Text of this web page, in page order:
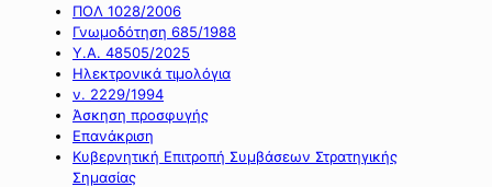
ΠΟΛ 1028/2006
Γνωμοδότηση 685/1988
Υ.Α. 48505/2025
Ηλεκτρονικά τιμολόγια
ν. 2229/1994
Άσκηση προσφυγής
Επανάκριση
Κυβερνητική Επιτροπή Συμβάσεων Στρατηγικής
Σημασίας